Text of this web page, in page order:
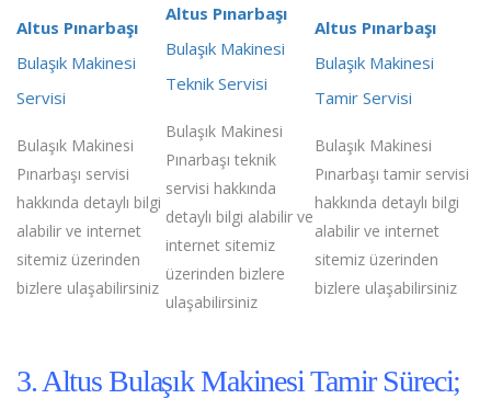
Altus Pınarbaşı
Bulaşık Makinesi
Servisi
Bulaşık Makinesi
Pınarbaşı servisi
hakkında detaylı bilgi
alabilir ve internet
sitemiz üzerinden
bizlere ulaşabilirsiniz
Altus Pınarbaşı
Bulaşık Makinesi
Teknik Servisi
Bulaşık Makinesi
Pınarbaşı teknik
servisi hakkında
detaylı bilgi alabilir ve
internet sitemiz
üzerinden bizlere
ulaşabilirsiniz
Altus Pınarbaşı
Bulaşık Makinesi
Tamir Servisi
Bulaşık Makinesi
Pınarbaşı tamir servisi
hakkında detaylı bilgi
alabilir ve internet
sitemiz üzerinden
bizlere ulaşabilirsiniz
3. Altus Bulaşık Makinesi Tamir Süreci;